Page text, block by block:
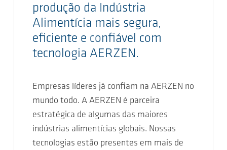
produção da Indústria
Alimentícia mais segura,
eficiente e confiável com
tecnologia AERZEN.
Empresas líderes já confiam na AERZEN no
mundo todo. A AERZEN é parceira
estratégica de algumas das maiores
indústrias alimentícias globais. Nossas
tecnologias estão presentes em mais de